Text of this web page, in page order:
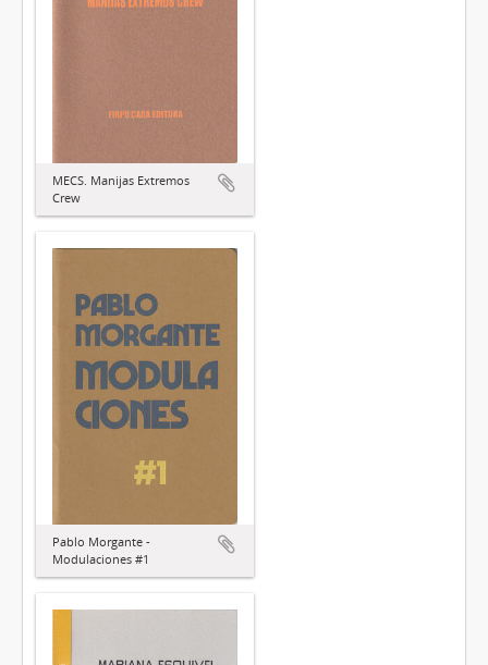
MECS. Manijas Extremos
Crew
Pablo Morgante -
Modulaciones #1